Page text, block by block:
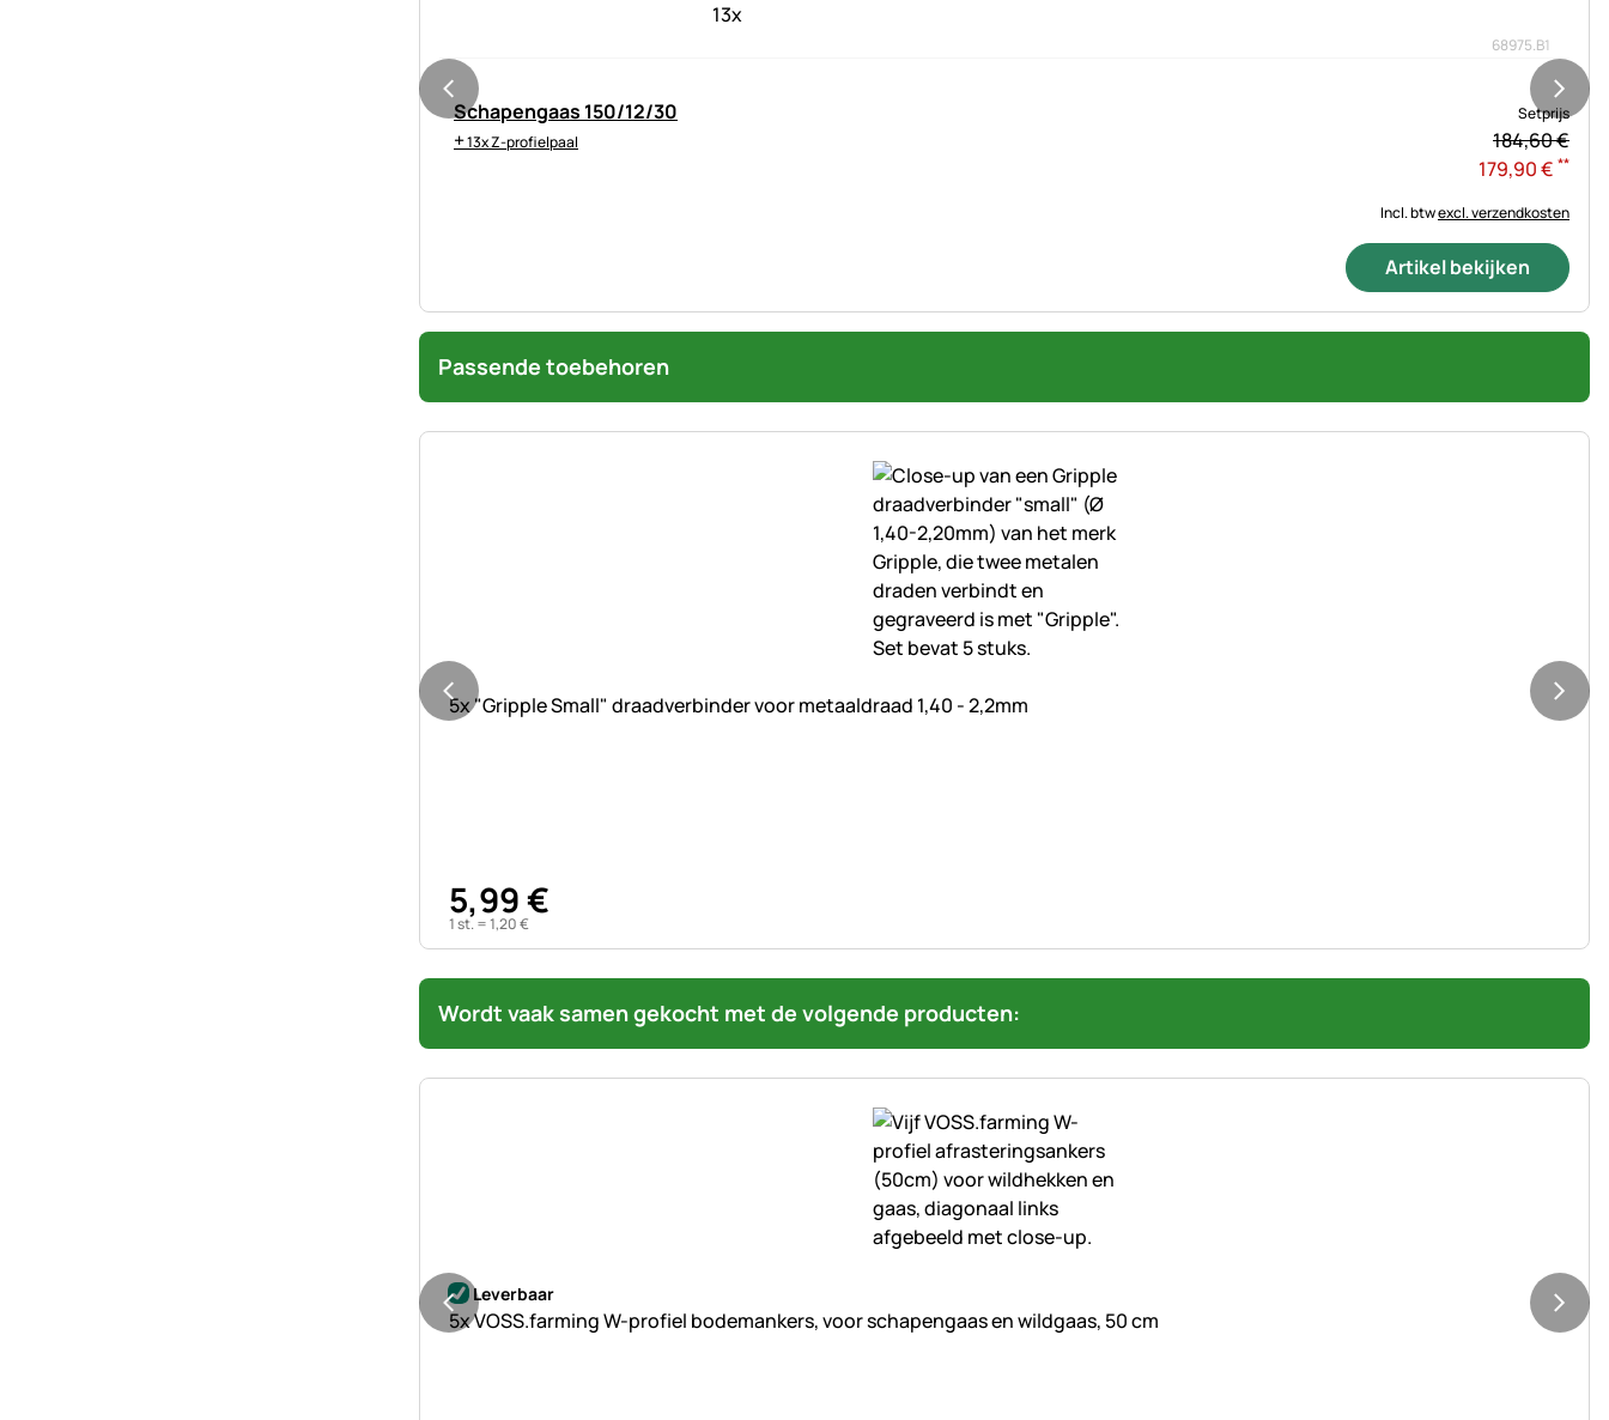
13x
68975.B1
Schapengaas 150/12/30
+13x Z-profielpaal
Setprijs
184,60€
179,90€ **
Incl. btwexcl. verzendkosten
Artikel bekijken
Passende toebehoren
Nog geen beoordelingen geplaatst
5x "Gripple Small" draadverbinder voor metaaldraad 1,40 - 2,2mm
5,99€
1 st. =1,20€
Wordt vaak samen gekocht met de volgende producten:
Nog geen beoordelingen geplaatst
Leverbaar
5x VOSS.farming W-profiel bodemankers, voor schapengaas en wildgaas, 50 cm